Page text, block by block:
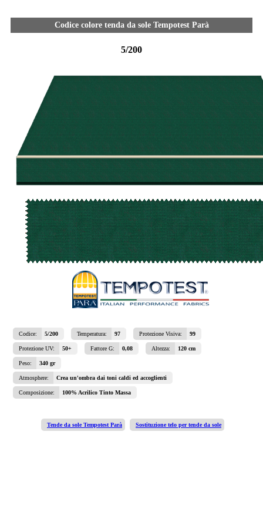
Codice colore tenda da sole Tempotest Parà
5/200
Codice: 5/200 Temperatura: 97 Protezione Visiva: 99
Protezione UV: 50+ Fattore G: 0,08 Altezza: 120 cm
Peso: 340 gr
Atmosphere: Crea un'ombra dai toni caldi ed accoglienti
Composizione: 100% Acrilico Tinto Massa
Tende da sole Tempotest Parà Sostituzione telo per tende da sole